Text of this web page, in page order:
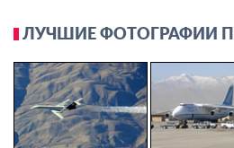
ЛУЧШИЕ ФОТОГРАФИИ